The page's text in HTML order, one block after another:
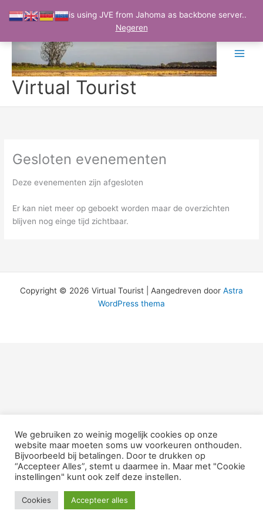
VirtualTourist is using JVE from Jahoma as backbone server..
Negeren
naar
inhoud
Virtual Tourist
Gesloten evenementen
Deze evenementen zijn afgesloten
Er kan niet meer op geboekt worden maar de overzichten
blijven nog einge tijd zichtbaar.
Copyright © 2026 Virtual Tourist | Aangedreven door Astra
WordPress thema
We gebruiken zo weinig mogelijk cookies op onze
website maar moeten soms uw voorkeuren onthouden.
Bijvoorbeeld bij betalingen. Door te drukken op
“Accepteer Alles”, stemt u daarmee in. Maar met "Cookie
instellingen" kunt ook zelf deze instellen.
Cookies Accepteer alles